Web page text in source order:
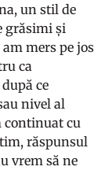
un stil de
grăsimi și
mers pe jos
ca
ce
nivel al
continuat cu
răspunsul
vrem să ne